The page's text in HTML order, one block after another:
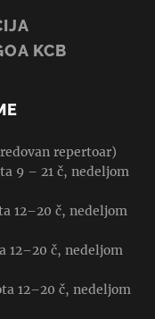
KCB
repertoar)
9 – 21 č, nedeljom
12–20 č, nedeljom
12–20 č, nedeljom
12–20 č, nedeljom